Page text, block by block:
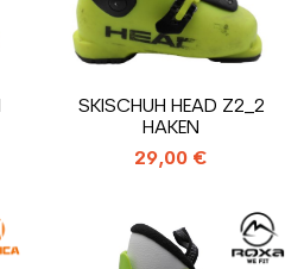
SKISCHUH HEAD Z2_2
HAKEN
29,00 €